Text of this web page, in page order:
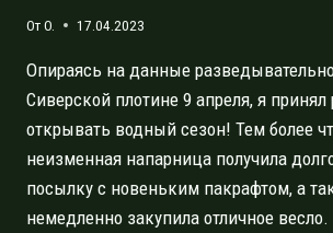
ОтO. 17.04.2023
Опираясь на данные
Сиверской плотине 9 апреля, я
открывать водный сезон! Тем более
неизменная напарница получила
посылку с новеньким пакрафтом, а
немедленно закупила отличное